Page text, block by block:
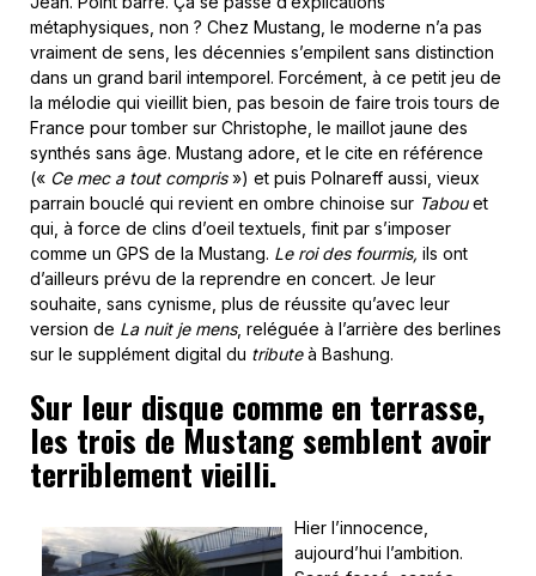
métaphysiques, non ? Chez Mustang, le moderne n’a pas
vraiment de sens, les décennies s’empilent sans distinction
dans un grand baril intemporel. Forcément, à ce petit jeu de
la mélodie qui vieillit bien, pas besoin de faire trois tours de
France pour tomber sur Christophe, le maillot jaune des
synthés sans âge. Mustang adore, et le cite en référence
(« Ce mec a tout compris») et puis Polnareff aussi, vieux
parrain bouclé qui revient en ombre chinoise sur Tabouet
qui, à force de clins d’oeil textuels, finit par s’imposer
comme un GPS de la Mustang. Le roi des fourmis, ils ont
d’ailleurs prévu de la reprendre en concert. Je leur
souhaite, sans cynisme, plus de réussite qu’avec leur
version de La nuit je mens, reléguée à l’arrière des berlines
sur le supplément digital du tributeà Bashung.
Sur leur disque comme en terrasse,
les trois de Mustang semblent avoir
terriblement vieilli.
Hier l’innocence,
aujourd’hui l’ambition.